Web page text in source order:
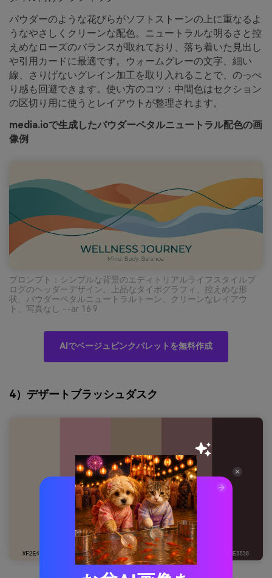
パウダーのような花びらがソフトストーンの上に重なるよ
うなやさしくクリーンな配色。ニュートラルな明るさと控
えめなローズのバランスが取れており、落ち着いた見出し
や引用カードに最適です。ウォームグレーの文字、細い
線、さりげないグレイン加工を取り入れることで、のっぺ
り感も回避できます。使い方のコツ：中間色はセクション
の区切り用に使うとレイアウトが整理されます。
media.ioで生成したパウダーペタルニュートラル配色の画
像例
プロンプト：シンプルな背景のエディトリアルライフスタイルブ
ログのヘッダーデザイン。上品なタイポグラフィ、控えめな形
状、パウダーペタルニュートラルトーン、クリーンなレイアウ
ト、写真なし --ar 16:9
AIでベージュピンクパレットを無料作成
4）デザートブラッシュダスク